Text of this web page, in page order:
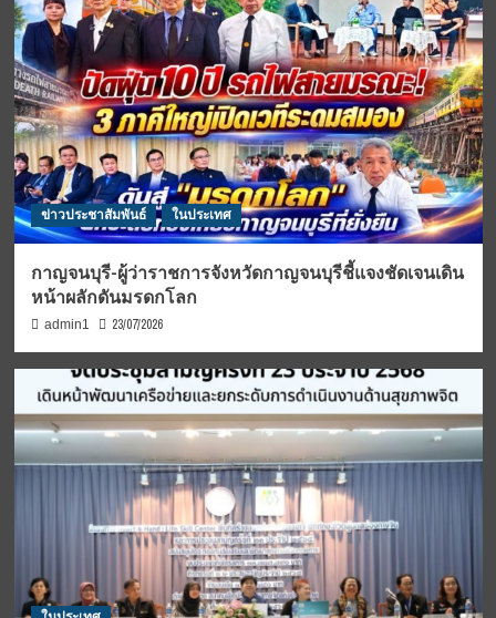
ข่าวประชาสัมพันธ์ ในประเทศ
กาญจนบุรี-ผู้ว่าราชการจังหวัดกาญจนบุรีชี้แจงชัดเจนเดิน
หน้าผลักดันมรดกโลก
admin1 23/07/2026